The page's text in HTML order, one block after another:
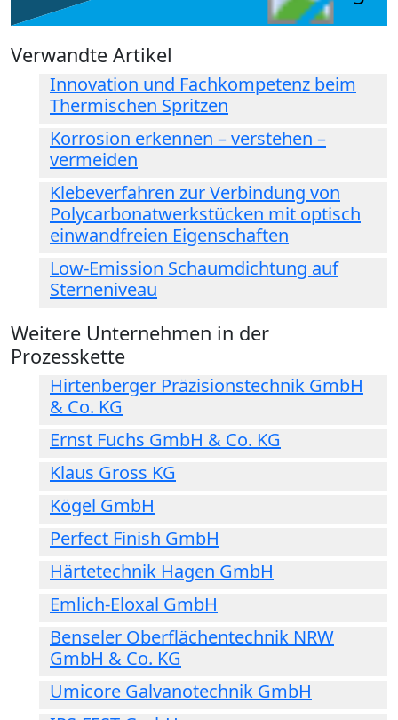
Verwandte Artikel
Innovation und Fachkompetenz beim
Thermischen Spritzen
Korrosion erkennen – verstehen –
vermeiden
Klebeverfahren zur Verbindung von
Polycarbonatwerkstücken mit optisch
einwandfreien Eigenschaften
Low-Emission Schaumdichtung auf
Sterneniveau
Weitere Unternehmen in der
Prozesskette
Hirtenberger Präzisionstechnik GmbH
& Co. KG
Ernst Fuchs GmbH & Co. KG
Klaus Gross KG
Kögel GmbH
Perfect Finish GmbH
Härtetechnik Hagen GmbH
Emlich-Eloxal GmbH
Benseler Oberflächentechnik NRW
GmbH & Co. KG
Umicore Galvanotechnik GmbH